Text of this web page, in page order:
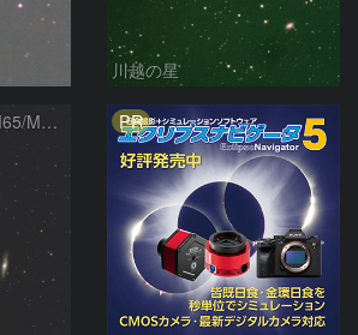
川越の星
しし座トリオ銀河 (M65/M66/NGC3628) 2026/05/11 PR